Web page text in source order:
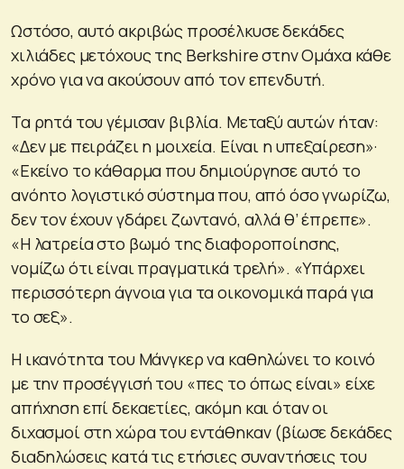
Ωστόσο, αυτό ακριβώς προσέλκυσε δεκάδες
χιλιάδες μετόχους της Berkshire στην Ομάχα κάθε
χρόνο για να ακούσουν από τον επενδυτή.
Τα ρητά του γέμισαν βιβλία. Μεταξύ αυτών ήταν:
«Δεν με πειράζει η μοιχεία. Είναι η υπεξαίρεση»·
«Εκείνο το κάθαρμα που δημιούργησε αυτό το
ανόητο λογιστικό σύστημα που, από όσο γνωρίζω,
δεν τον έχουν γδάρει ζωντανό, αλλά θ’ έπρεπε».
«Η λατρεία στο βωμό της διαφοροποίησης,
νομίζω ότι είναι πραγματικά τρελή». «Υπάρχει
περισσότερη άγνοια για τα οικονομικά παρά για
το σεξ».
Η ικανότητα του Μάνγκερ να καθηλώνει το κοινό
με την προσέγγισή του «πες το όπως είναι» είχε
απήχηση επί δεκαετίες, ακόμη και όταν οι
διχασμοί στη χώρα του εντάθηκαν (βίωσε δεκάδες
διαδηλώσεις κατά τις ετήσιες συναντήσεις του